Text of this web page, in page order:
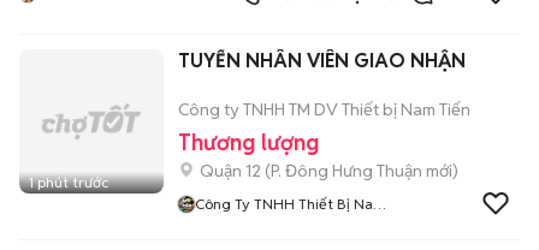
1 phút trước
TUYỂN NHÂN VIÊN GIAO NHẬN
Công ty TNHH TM DV Thiết bị Nam Tiến
Thương lượng
Quận 12 (P. Đông Hưng Thuận mới)
Công Ty TNHH Thiết Bị Nam